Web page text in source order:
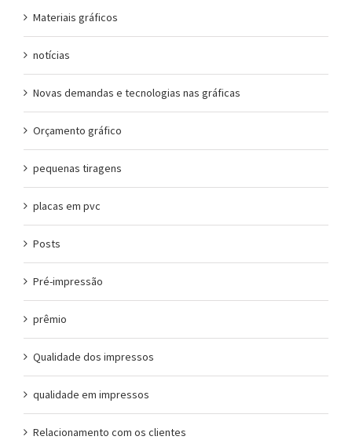
Materiais gráficos
notícias
Novas demandas e tecnologias nas gráficas
Orçamento gráfico
pequenas tiragens
placas em pvc
Posts
Pré-impressão
prêmio
Qualidade dos impressos
qualidade em impressos
Relacionamento com os clientes